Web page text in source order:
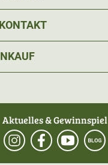
Aktuelles & Gewinnspiel